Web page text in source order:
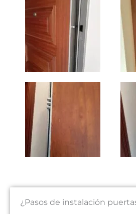
¿Pasos de instalación